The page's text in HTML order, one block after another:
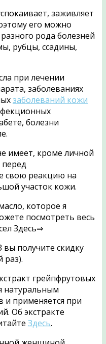
заживляет
его можно
рода болезней
рубцы, ссадины,
при лечении
заболеваниях
заболеваний кожи
болезни
имеет, кроме личной
свою реакцию на
участок кожи.
которое я
посмотреть весь
Здесь⇒
вы получите скидку
раз).
грейпфрутовых
натуральным
и применяется при
Об экстракте
Здесь.